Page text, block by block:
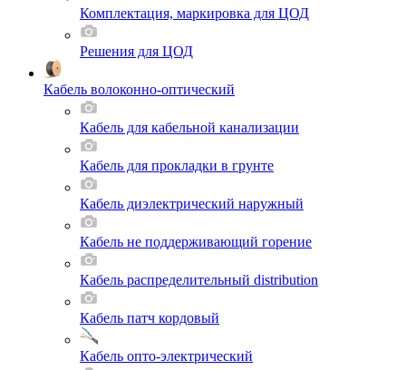
Комплектация, маркировка для ЦОД
Решения для ЦОД
Кабель волоконно-оптический
Кабель для кабельной канализации
Кабель для прокладки в грунте
Кабель диэлектрический наружный
Кабель не поддерживающий горение
Кабель распределительный distribution
Кабель патч кордовый
Кабель опто-электрический